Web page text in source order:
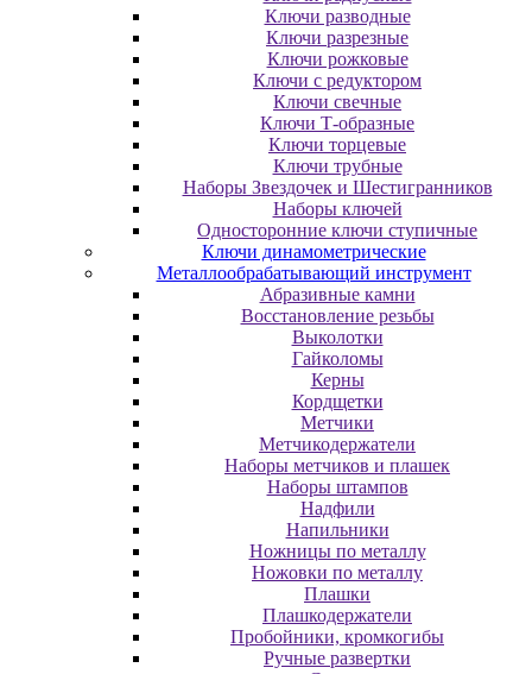
Ключи разводные
Ключи разрезные
Ключи рожковые
Ключи с редуктором
Ключи свечные
Ключи Т-образные
Ключи торцевые
Ключи трубные
Наборы Звездочек и Шестигранников
Наборы ключей
Односторонние ключи ступичные
Ключи динамометрические
Металлообрабатывающий инструмент
Абразивные камни
Восстановление резьбы
Выколотки
Гайколомы
Керны
Кордщетки
Метчики
Метчикодержатели
Наборы метчиков и плашек
Наборы штампов
Надфили
Напильники
Ножницы по металлу
Ножовки по металлу
Плашки
Плашкодержатели
Пробойники, кромкогибы
Ручные развертки